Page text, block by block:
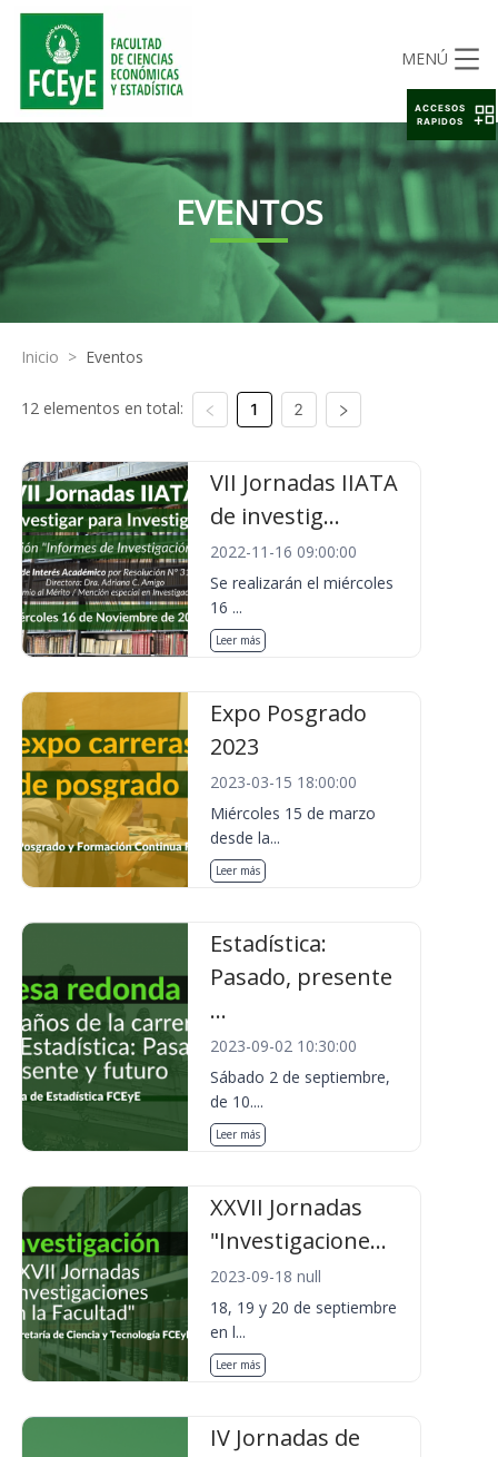
MENÚ
EVENTOS
Inicio > Eventos
12 elementos en total: 1 2
VII Jornadas IIATA
de investig...
2022-11-16 09:00:00
Se realizarán el miércoles
16 ...
Leer más
Expo Posgrado
2023
2023-03-15 18:00:00
Miércoles 15 de marzo
desde la...
Leer más
Estadística:
Pasado, presente
...
2023-09-02 10:30:00
Sábado 2 de septiembre,
de 10....
Leer más
XXVII Jornadas
"Investigacione...
2023-09-18 null
18, 19 y 20 de septiembre
en l...
Leer más
IV Jornadas de
ACCESOS
RAPIDOS